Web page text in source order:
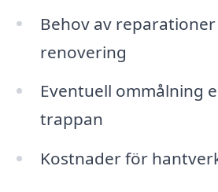
Behov av
renovering
Eventuell ommålning
trappan
Kostnader för